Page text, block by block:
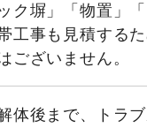
ク塀」「物置」
工事も見積する
ございません。
体後まで、トラ